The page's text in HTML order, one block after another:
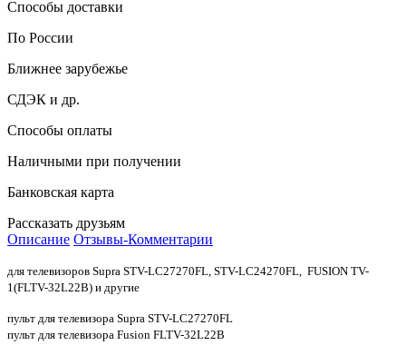
Способы доставки
По России
Ближнее зарубежье
СДЭК и др.
Способы оплаты
Наличными при получении
Банковская карта
Рассказать друзьям
Описание Отзывы-Комментарии
для телевизоров Supra STV-LC27270FL, STV-LC24270FL, FUSION TV-
1(FLTV-32L22B) и другие
пульт для телевизора Supra STV-LC27270FL
пульт для телевизора Fusion FLTV-32L22B